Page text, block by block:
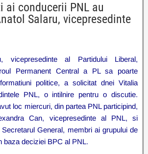
ai conducerii PNL au
Salaru, vicepresedinte
vicepresedinte al Partidului Liberal,
Permanent Central a PL sa poarte
politice, a solicitat dnei Vitalia
PNL, o intilnire pentru o discutie.
loc miercuri, din partea PNL participind,
Can, vicepresedinte al PNL, si
General, membri ai grupului de
baza deciziei BPC al PNL.